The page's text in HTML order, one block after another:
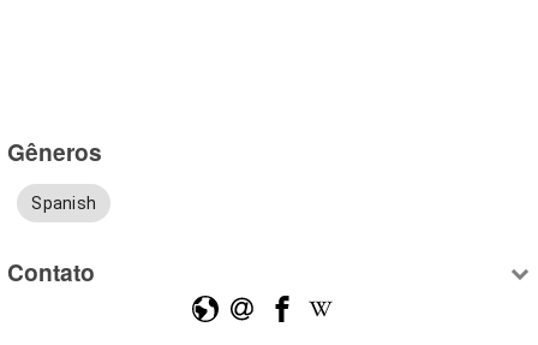
Gêneros
Spanish
Contato